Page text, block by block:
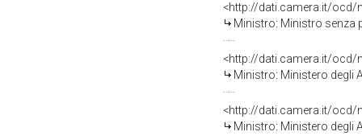
<http://dati.camera.it/ocd/
Ministro: Ministro senza
<http://dati.camera.it/ocd/
Ministro: Ministero degli
<http://dati.camera.it/ocd/
Ministro: Ministero degli